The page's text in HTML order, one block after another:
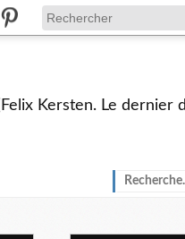
Kersten. Le dernier